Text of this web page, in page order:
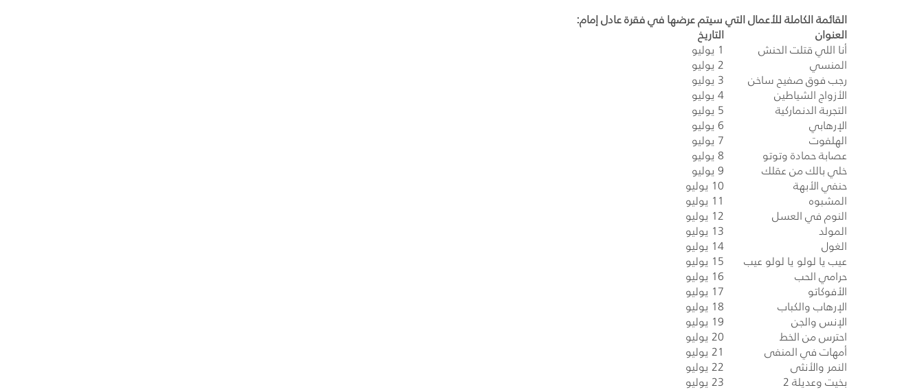
القائمة الكاملة للأعمال التي سيتم عرضها في فقرة عادل إمام:
العنوان التاريخ
أنا اللي قتلت الحنش 1 يوليو
المنسي 2 يوليو
رجب فوق صفيح ساخن 3 يوليو
الأزواج الشياطين 4 يوليو
التجربة الدنماركية 5 يوليو
الإرهابي 6 يوليو
الهلفوت 7 يوليو
عصابة حمادة وتوتو 8 يوليو
خلي بالك من عقلك 9 يوليو
حنفي الأبهة 10 يوليو
المشبوه 11 يوليو
النوم في العسل 12 يوليو
المولد 13 يوليو
الغول 14 يوليو
عيب يا لولو يا لولو عيب 15 يوليو
حرامي الحب 16 يوليو
الأفوكاتو 17 يوليو
الإرهاب والكباب 18 يوليو
الإنس والجن 19 يوليو
احترس من الخط 20 يوليو
أمهات في المنفى 21 يوليو
النمر والأنثى 22 يوليو
بخيت وعديلة 2 23 يوليو